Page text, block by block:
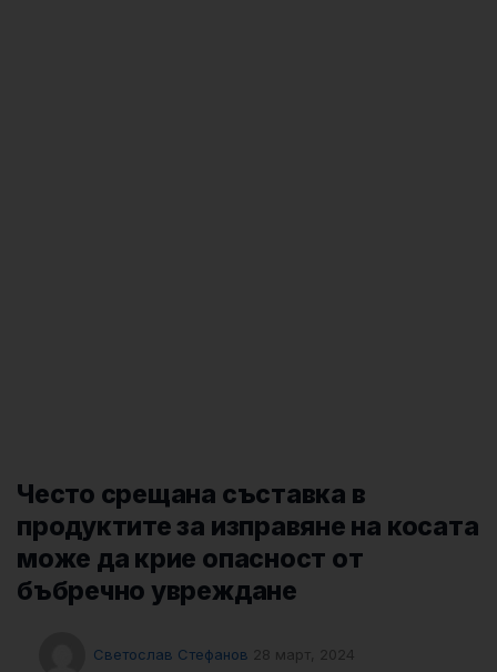
Често срещана съставка в
продуктите за изправяне на косата
може да крие опасност от
бъбречно увреждане
Светослав Стефанов 28 март, 2024